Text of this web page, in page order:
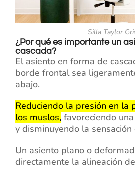
Silla Taylor
¿Por qué es importante un
cascada?
El asiento en forma de
borde frontal sea
abajo.
Reduciendo la presión en la
los muslos, favoreciendo
y disminuyendo la
Un asiento plano o
directamente la alineación